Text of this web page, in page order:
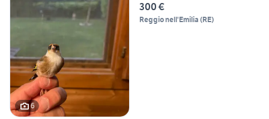
6
300 €
Reggio nell'Emilia (RE)